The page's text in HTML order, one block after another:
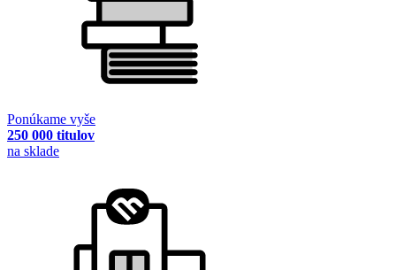
Ponúkame vyše
250 000 titulov
na sklade